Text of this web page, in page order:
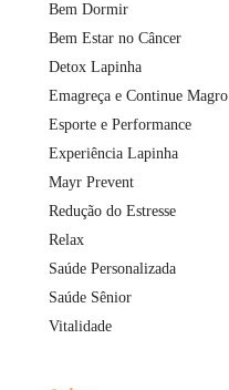
Bem Dormir
Bem Estar no Câncer
Detox Lapinha
Emagreça e Continue Magro
Esporte e Performance
Experiência Lapinha
Mayr Prevent
Redução do Estresse
Relax
Saúde Personalizada
Saúde Sênior
Vitalidade